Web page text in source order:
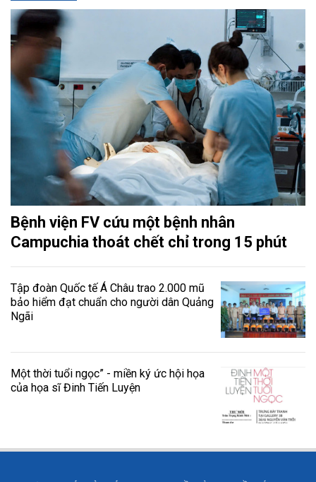
Bệnh viện FV cứu một bệnh nhân
Campuchia thoát chết chỉ trong 15 phút
Tập đoàn Quốc tế Á Châu trao 2.000 mũ
bảo hiểm đạt chuẩn cho người dân Quảng
Ngãi
Một thời tuổi ngọc” - miền ký ức hội họa
của họa sĩ Đinh Tiến Luyện